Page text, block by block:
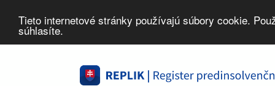
Tieto internetové stránky používajú súbory cookie.
súhlasíte.